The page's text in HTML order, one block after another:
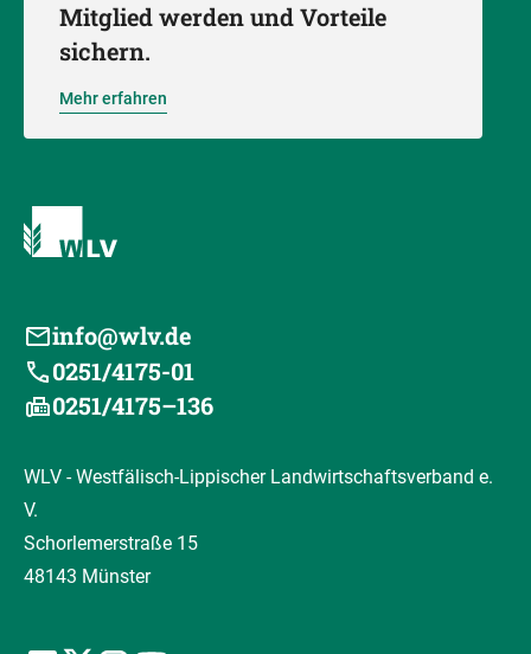
Mitglied werden und Vorteile
sichern.
Mehr erfahren
info@wlv.de
0251/4175-01
0251/4175–136
WLV - Westfälisch-Lippischer Landwirtschaftsverband e.
V.
Schorlemerstraße 15
48143 Münster